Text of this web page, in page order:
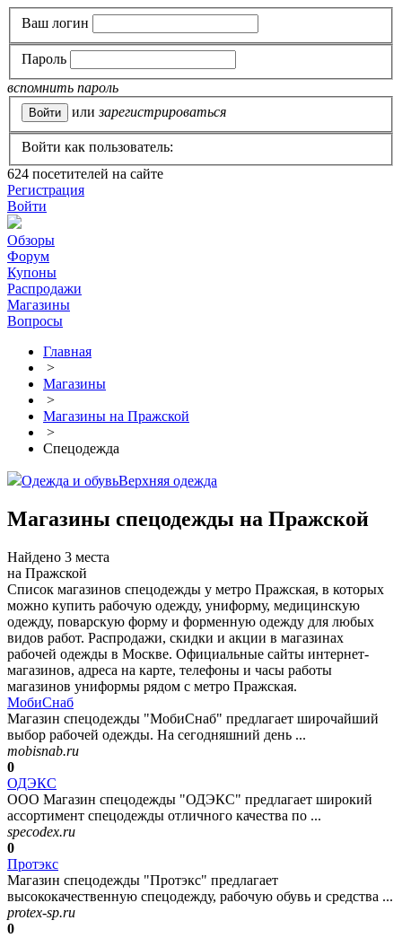
Ваш логин
Пароль
вспомнить пароль
или зарегистрироваться
Войти как пользователь:
624 посетителей на сайте
Регистрация
Войти
Обзоры
Форум
Купоны
Распродажи
Магазины
Вопросы
Главная
>
Магазины
>
Магазины на Пражской
>
Спецодежда
Одежда и обувьВерхняя одежда
Магазины спецодежды на Пражской
Найдено 3 места
на Пражской
Список магазинов спецодежды у метро Пражская, в которых
можно купить рабочую одежду, униформу, медицинскую
одежду, поварскую форму и форменную одежду для любых
видов работ. Распродажи, скидки и акции в магазинах
рабочей одежды в Москве. Официальные сайты интернет-
магазинов, адреса на карте, телефоны и часы работы
магазинов униформы рядом с метро Пражская.
МобиСнаб
Магазин спецодежды "МобиСнаб" предлагает широчайший
выбор рабочей одежды. На сегодняшний день ...
mobisnab.ru
0
ОДЭКС
ООО Магазин спецодежды "ОДЭКС" предлагает широкий
ассортимент спецодежды отличного качества по ...
specodex.ru
0
Протэкс
Магазин спецодежды "Протэкс" предлагает
высококачественную спецодежду, рабочую обувь и средства ...
protex-sp.ru
0